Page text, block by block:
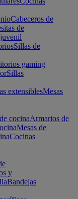
Cabeceros de
de
Sillas de
gaming
Sillas
extensiblesMesas
cocinaArmarios de
Mesas de
Cocinas
y
Bandejas